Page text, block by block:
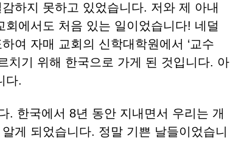
하지 못하고 있었습니다. 저와 제 아내
에서도 처음 있는 일이었습니다! 네덜
여 자매 교회의 신학대학원에서 ‘교수
치기 위해 한국으로 가게 된 것입니다. 아
다.
한국에서 8년 동안 지내면서 우리는 개
게 되었습니다. 정말 기쁜 날들이었습니